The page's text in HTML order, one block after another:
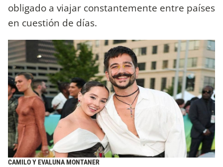
obligado a viajar constantemente entre países
en cuestión de días.
CAMILO Y EVALUNA MONTANER